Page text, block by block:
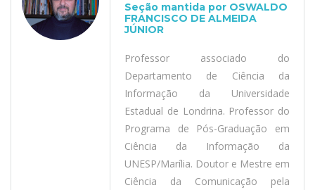
Seção mantida por OSWALDO
FRANCISCO DE ALMEIDA
JÚNIOR
Professor associado do
Departamento de Ciência da
Informação da Universidade
Estadual de Londrina. Professor do
Programa de Pós-Graduação em
Ciência da Informação da
UNESP/Marília. Doutor e Mestre em
Ciência da Comunicação pela